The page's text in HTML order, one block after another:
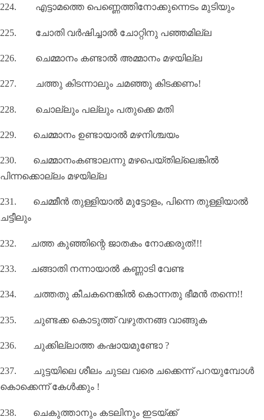
224. എട്ടാമത്തെ പെണ്ണെത്തിനോക്കുന്നെടം മുടിയും
225. ചോതി വർഷിച്ചാൽ ചോറ്റിനു പഞ്ഞമില്ല
226. ചെമ്മാനം കണ്ടാൽ അമ്മാനം മഴയില്ല
227. ചത്തു കിടന്നാലും ചമഞ്ഞു കിടക്കണം!
228. ചൊല്ലും പല്ലും പതുക്കെ മതി
229. ചെമ്മാനം ഉണ്ടായാൽ മഴനിശ്ചയം
230. ചെമ്മാനംകണ്ടാലന്നു മഴപെയ്തില്ലെങ്കിൽ
പിന്നക്കൊല്ലം മഴയില്ല
231. ചെമ്മീൻ തുള്ളിയാൽ മുട്ടോളം, പിന്നെ തുള്ളിയാൽ
ചട്ടീലും
232. ചത്ത കുഞ്ഞിന്റെ ജാതകം നോക്കരുത്!!!
233. ചങ്ങാതി നന്നായാൽ കണ്ണാടി വേണ്ട
234. ചത്തതു കീചകനെങ്കില്‍ കൊന്നതു ഭീമന്‍ തന്നെ!!
235. ചുണ്ടക്ക കൊടുത്ത് വഴുതനങ്ങ വാങ്ങുക
236. ചുക്കില്ലാത്ത കഷായമുണ്ടോ ?
237.
ചുട്ടയിലെ ശീലം ചുടല വരെ ചക്കെന്ന്‌ പറയുമ്പോൾ
കൊക്കെന്ന്‌ കേൾക്കും !
238. ചെകുത്താനും കടലിനും ഇടയ്‌ക്ക്